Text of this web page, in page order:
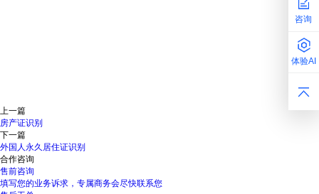
咨询
体验AI
上一篇
房产证识别
下一篇
外国人永久居住证识别
合作咨询
售前咨询
填写您的业务诉求，专属商务会尽快联系您